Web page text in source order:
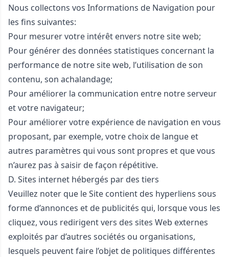
Nous collectons vos Informations de Navigation pour
les fins suivantes:
Pour mesurer votre intérêt envers notre site web;
Pour générer des données statistiques concernant la
performance de notre site web, l’utilisation de son
contenu, son achalandage;
Pour améliorer la communication entre notre serveur
et votre navigateur;
Pour améliorer votre expérience de navigation en vous
proposant, par exemple, votre choix de langue et
autres paramètres qui vous sont propres et que vous
n’aurez pas à saisir de façon répétitive.
D. Sites internet hébergés par des tiers
Veuillez noter que le Site contient des hyperliens sous
forme d’annonces et de publicités qui, lorsque vous les
cliquez, vous redirigent vers des sites Web externes
exploités par d’autres sociétés ou organisations,
lesquels peuvent faire l’objet de politiques différentes